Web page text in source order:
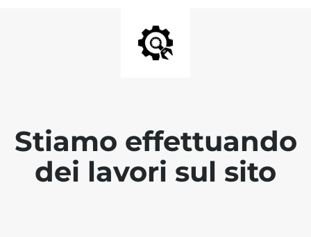
Stiamo effettuando
dei lavori sul sito